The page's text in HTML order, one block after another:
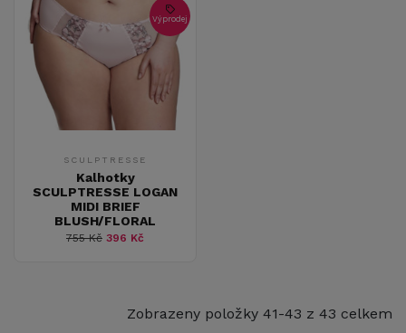
Výprodej
SCULPTRESSE
Kalhotky
SCULPTRESSE LOGAN
MIDI BRIEF
BLUSH/FLORAL
755 Kč 396 Kč
Zobrazeny položky 41-43 z 43 celkem